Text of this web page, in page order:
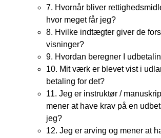
7. Hvornår bliver
hvor meget får jeg?
8. Hvilke indtægter giver de
visninger?
9. Hvordan beregner I
10. Mit værk er blevet vist i
betaling for det?
11. Jeg er instruktør /
mener at have krav på en
jeg?
12. Jeg er arving og mener at